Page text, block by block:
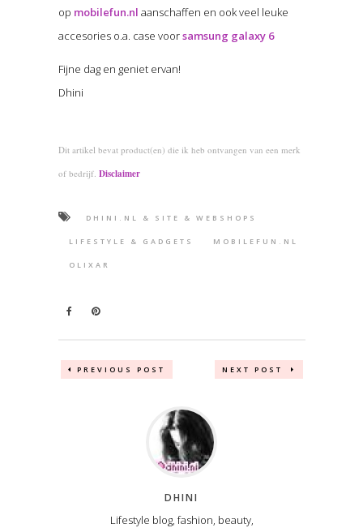
op mobilefun.nl aanschaffen en ook veel leuke
accesories o.a. case voorsamsung galaxy 6
Fijne dag en geniet ervan!
Dhini
Dit artikel bevat product(en) die ik heb ontvangen van een merk
of bedrijf. Disclaimer
DHINI.NL & SITE & WEBSHOPS
LIFESTYLE & GADGETS MOBILEFUN.NL
OLIXAR
PREVIOUS POST NEXT POST
DHINI
Lifestyle blog, fashion, beauty,